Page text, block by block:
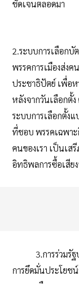
ชัดเจนตลอดมา
2.ระบบการเลือกบั
พรรคการเมืองส่ง
ประชาธิปัตย์ เพื่อ
หลังจากวันเลือกตั้
ระบบการเลือกตั้ง
ที่ชอบ พรรคเฉพาะ
คนของเรา เป็นเส
อิทธิพลการซื้อเสีย
3.การร่วมรั
การยึดมั่นประโยช